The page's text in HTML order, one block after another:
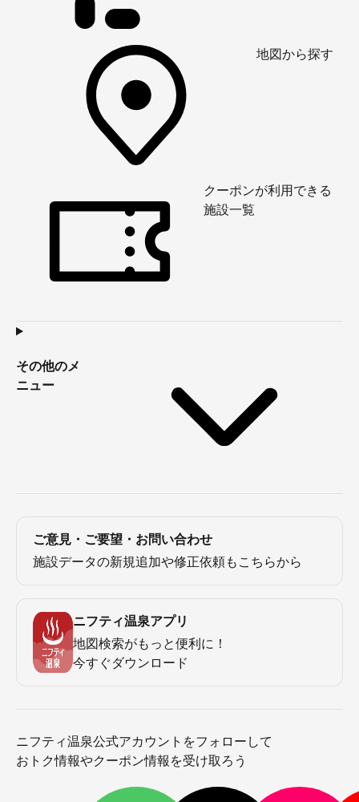
地図から探す
クーポンが利用できる
施設一覧
その他のメ
ニュー
ご意見・ご要望・お問い合わせ
施設データの新規追加や修正依頼もこちらから
ニフティ温泉アプリ
地図検索がもっと便利に！
今すぐダウンロード
ニフティ温泉公式アカウントをフォローして
おトク情報やクーポン情報を受け取ろう